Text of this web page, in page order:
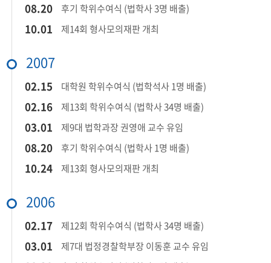
08.20​ 후기 학위수여식 (법학사 3명 배출)
​10.01​ 제14회 형사모의재판 개최​
2007
02.15​ 대학원 학위수여식 (법학석사 1명 배출)
​02.16​ 제13회 학위수여식 (법학사 34명 배출)​
​03.01​ 제9대 법학과장 권영애 교수 유임​
08.20​ 후기 학위수여식 (법학사 1명 배출)
​10.24​ 제13회 형사모의재판 개최​
2006
​02.17​ 제12회 학위수여식 (법학사 34명 배출)​
​03.01​ 제7대 법정경찰학부장 이동훈 교수 유임​